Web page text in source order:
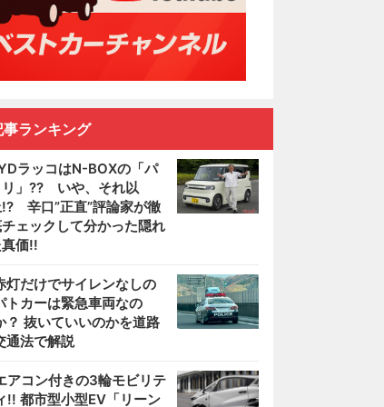
事ランキング
ラッコはN-BOXの「パ
リ」?? いや、それ以
辛口”正直”評論家が徹
ェックして分かった隠れ
価!!
灯だけでサイレンなしの
トカーは緊急車両なの
？ 抜いていいのかを道路
通法で解説
アコン付きの3輪モビリテ
!! 都市型小型EV「リーン